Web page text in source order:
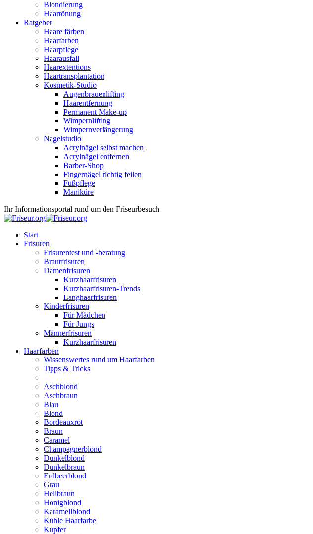
Blondierung
Haartönung
Ratgeber
Haare färben
Haarfarben
Haarpflege
Haarausfall
Haarextentions
Haartransplantation
Kosmetik-Studio
Augenbrauenlifting
Haarentfernung
Permanent Make-up
Wimpernlifting
Wimpernverlängerung
Nagelstudio
Acrylnägel selbst machen
Acrylnägel entfernen
Barber-Shop
Fingernägel richtig feilen
Fußpflege
Maniküre
Ihr Informationsportal rund um den Friseurbesuch
Start
Frisuren
Frisurentest und -beratung
Brautfrisuren
Damenfrisuren
Kurzhaarfrisuren
Kurzhaarfrisuren-Trends
Langhaarfrisuren
Kinderfrisuren
Für Mädchen
Für Jungs
Männerfrisuren
Kurzhaarfrisuren
Haarfarben
Wissenswertes rund um Haarfarben
Tipps & Tricks
Aschblond
Aschbraun
Blau
Blond
Bordeauxrot
Braun
Caramel
Champagnerblond
Dunkelblond
Dunkelbraun
Erdbeerblond
Grau
Hellbraun
Honigblond
Karamellblond
Kühle Haarfarbe
Kupfer